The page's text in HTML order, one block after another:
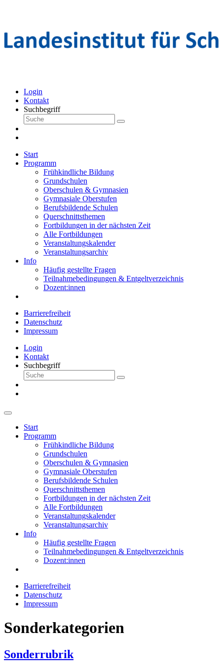
Login
Kontakt
Suchbegriff
Start
Programm
Frühkindliche Bildung
Grundschulen
Oberschulen & Gymnasien
Gymnasiale Oberstufen
Berufsbildende Schulen
Querschnittsthemen
Fortbildungen in der nächsten Zeit
Alle Fortbildungen
Veranstaltungskalender
Veranstaltungsarchiv
Info
Häufig gestellte Fragen
Teilnahmebedingungen & Entgeltverzeichnis
Dozent:innen
Barrierefreiheit
Datenschutz
Impressum
Login
Kontakt
Suchbegriff
Start
Programm
Frühkindliche Bildung
Grundschulen
Oberschulen & Gymnasien
Gymnasiale Oberstufen
Berufsbildende Schulen
Querschnittsthemen
Fortbildungen in der nächsten Zeit
Alle Fortbildungen
Veranstaltungskalender
Veranstaltungsarchiv
Info
Häufig gestellte Fragen
Teilnahmebedingungen & Entgeltverzeichnis
Dozent:innen
Barrierefreiheit
Datenschutz
Impressum
Sonderkategorien
Sonderrubrik